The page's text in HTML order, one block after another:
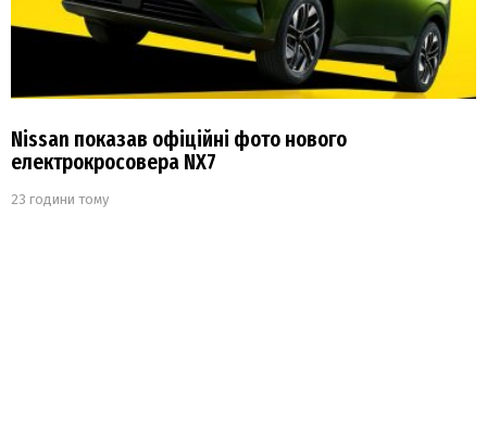
Nissan показав офіційні фото нового
електрокросовера NX7
23 години тому